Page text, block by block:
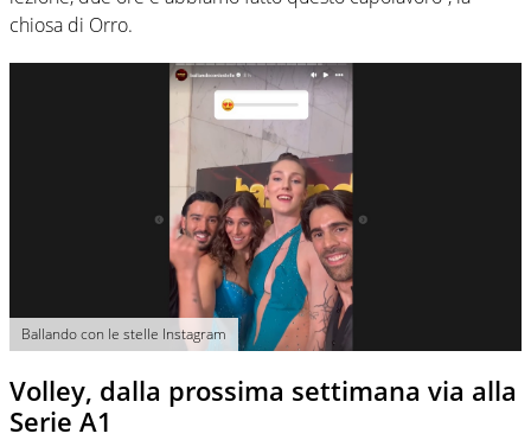
chiosa di Orro.
Ballando con le stelle Instagram
Volley, dalla prossima settimana via alla
Serie A1